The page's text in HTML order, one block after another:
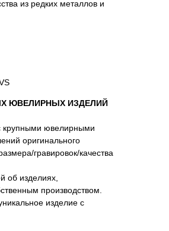
из редких металлов и
ЮВЕЛИРНЫХ ИЗДЕЛИЙ
крупными ювелирными
оригинального
гравировок/качества
об изделиях,
производством.
изделие с